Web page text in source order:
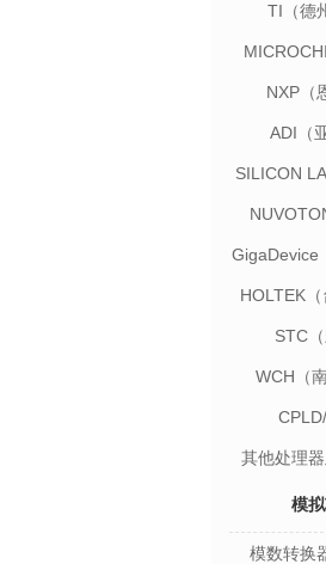
TI（德
NXP（
ADI（
SILICON
GigaDevice
HOLTEK
STC（
WCH（
其他处理
模
模数转换